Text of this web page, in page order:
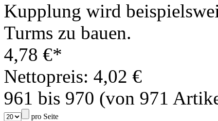
Kupplung wird
Turms zu bauen.
4,78 €*
Nettopreis: 4,02 €
961 bis 970 (von 971
pro Seite